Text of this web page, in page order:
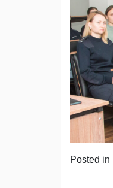
Posted in